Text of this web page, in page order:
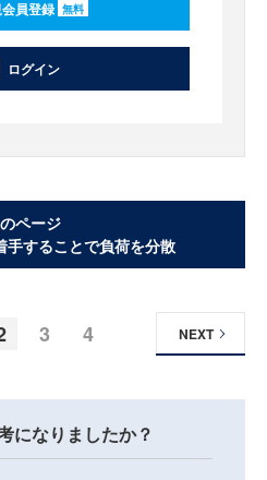
員登録 無料
ログイン
ページ
手することで負荷を分散
3 4 NEXT
になりましたか？